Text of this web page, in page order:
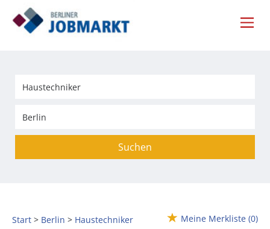
Suchen
Start Berlin Haustechniker Meine Merkliste (0)